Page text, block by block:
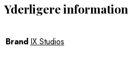
Yderligere information
Brand IX Studios